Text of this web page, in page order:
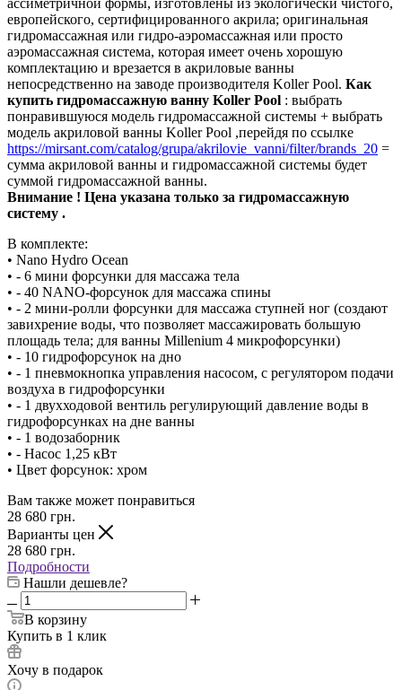
европейского, сертифицированного акрила; оригинальная
гидромассажная или гидро-аэромассажная или просто
аэромассажная система, которая имеет очень хорошую
комплектацию и врезается в акриловые ванны
непосредственно на заводе производителя Koller Pool. Как
купить гидромассажную ванну Koller Pool : выбрать
понравившуюся модель гидромассажной системы + выбрать
модель акриловой ванны Koller Pool ,перейдя по ссылке
https://mirsant.com/catalog/grupa/akrilovie_vanni/filter/brands_20 =
сумма акриловой ванны и гидромассажной системы будет
суммой гидромассажной ванны.
Внимание ! Цена указана только за гидромассажную
систему .
В комплекте:
• Nano Hydro Ocean
• - 6 мини форсунки для массажа тела
• - 40 NANO-форсунок для массажа спины
• - 2 мини-ролли форсунки для массажа ступней ног (создают
завихрение воды, что позволяет массажировать большую
площадь тела; для ванны Millenium 4 микрофорсунки)
• - 10 гидрофорсунок на дно
• - 1 пневмокнопка управления насосом, с регулятором подачи
воздуха в гидрофорсунки
• - 1 двухходовой вентиль регулирующий давление воды в
гидрофорсунках на дне ванны
• - 1 водозаборник
• - Насос 1,25 кВт
• Цвет форсунок: хром
Вам также может понравиться
28 680 грн.
Варианты цен
28 680 грн.
Подробности
Нашли дешевле?
В корзину
Купить в 1 клик
Хочу в подарок